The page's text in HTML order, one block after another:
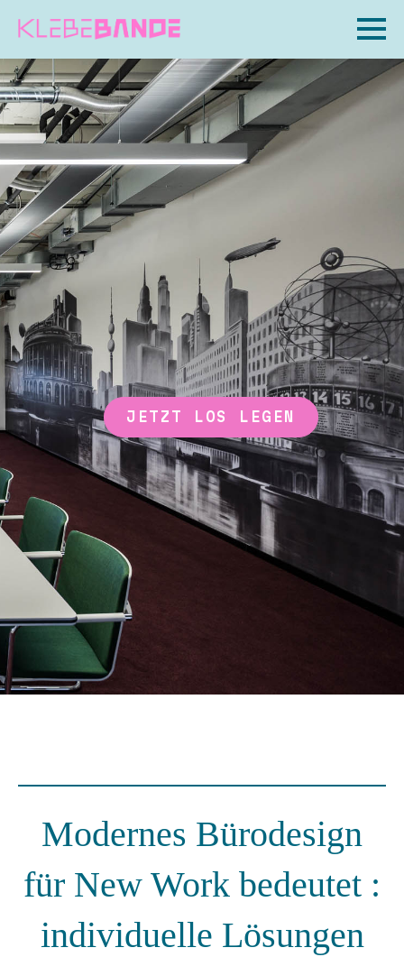
JETZT LOS LEGEN
Modernes Bürodesign
für New Work bedeutet :
individuelle Lösungen